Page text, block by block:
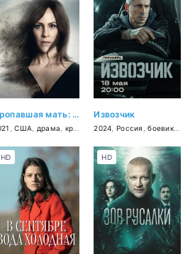
Пропавшая мать: Исчезновение Дженнифер Дулос
,США драма криминал
Извозчик
2024 Россия ,боевик,
HD HD